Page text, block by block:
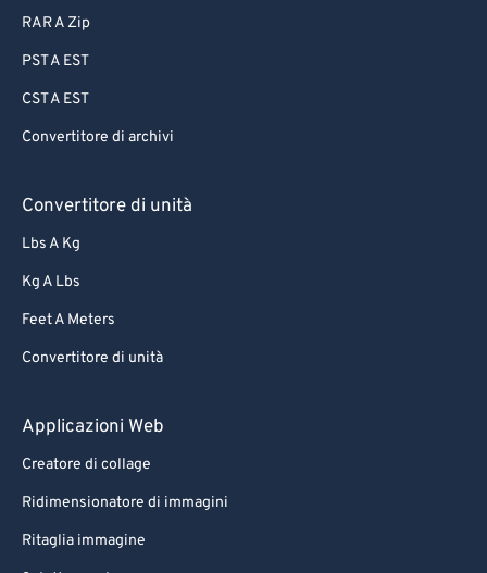
RAR A Zip
PST A EST
CST A EST
Convertitore di archivi
Convertitore di unità
Lbs A Kg
Kg A Lbs
Feet A Meters
Convertitore di unità
Applicazioni Web
Creatore di collage
Ridimensionatore di immagini
Ritaglia immagine